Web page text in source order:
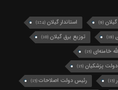
(9) استاندار گیلان (124)
(19) توزیع برق گیلان (10)
خامنه‌ای (15)
دولت پزشکیان (15)
(13) رئیس دولت اصلاحات(13)